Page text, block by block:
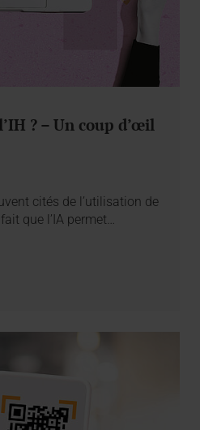
? – Un coup d’œil
cités de l’utilisation de
que l’IA permet…